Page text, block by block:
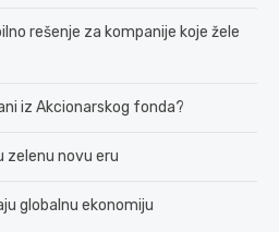
rešenje za kompanije koje žele
iz Akcionarskog fonda?
zelenu novu eru
globalnu ekonomiju